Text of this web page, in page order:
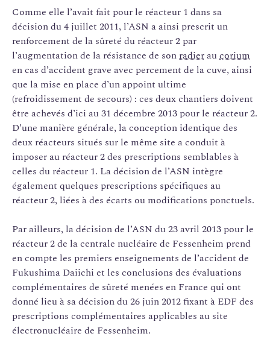
Comme elle l’avait fait pour le réacteur 1 dans sa
décision du 4 juillet 2011, l’ASN a ainsi prescrit un
renforcement de la sûreté du réacteur 2 par
l’augmentation de la résistance de sonradieraucorium
en cas d’accident grave avec percement de la cuve, ainsi
que la mise en place d’un appoint ultime
(refroidissement de secours) : ces deux chantiers doivent
être achevés d’ici au 31 décembre 2013 pour le réacteur 2.
D’une manière générale, la conception identique des
deux réacteurs situés sur le même site a conduit à
imposer au réacteur 2 des prescriptions semblables à
celles du réacteur 1. La décision de l’ASN intègre
également quelques prescriptions spécifiques au
réacteur 2, liées à des écarts ou modifications ponctuels.
Par ailleurs, la décision de l’ASN du 23 avril 2013 pour le
réacteur 2 de la centrale nucléaire de Fessenheim prend
en compte les premiers enseignements de l’accident de
Fukushima Daiichi et les conclusions des évaluations
complémentaires de sûreté menées en France qui ont
donné lieu à sa décision du 26 juin 2012 fixant à EDF des
prescriptions complémentaires applicables au site
électronucléaire de Fessenheim.